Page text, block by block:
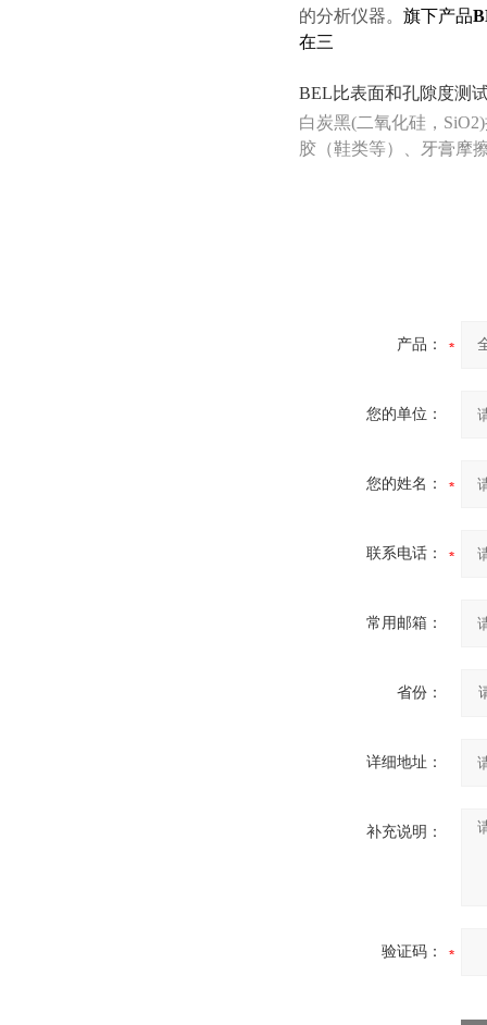
的分析仪器。 旗下产品
在三
BEL比表面和孔隙度测
白炭黑(二氧化硅，
胶（鞋类等）、牙膏摩
产品：
您的单位：
您的姓名：
联系电话：
常用邮箱：
省份：
详细地址：
补充说明：
验证码：